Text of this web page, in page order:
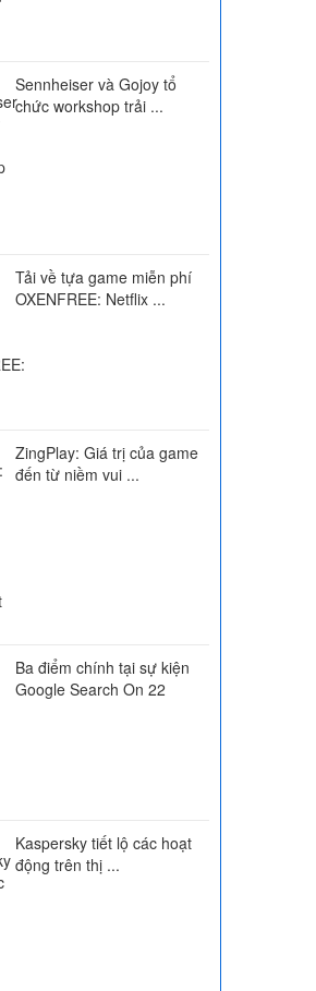
Sennheiser và Gojoy tổ
chức workshop trải ...
Tải về tựa game miễn phí
OXENFREE: Netflix ...
ZingPlay: Giá trị của game
đến từ niềm vui ...
Ba điểm chính tại sự kiện
Google Search On 22
Kaspersky tiết lộ các hoạt
động trên thị ...